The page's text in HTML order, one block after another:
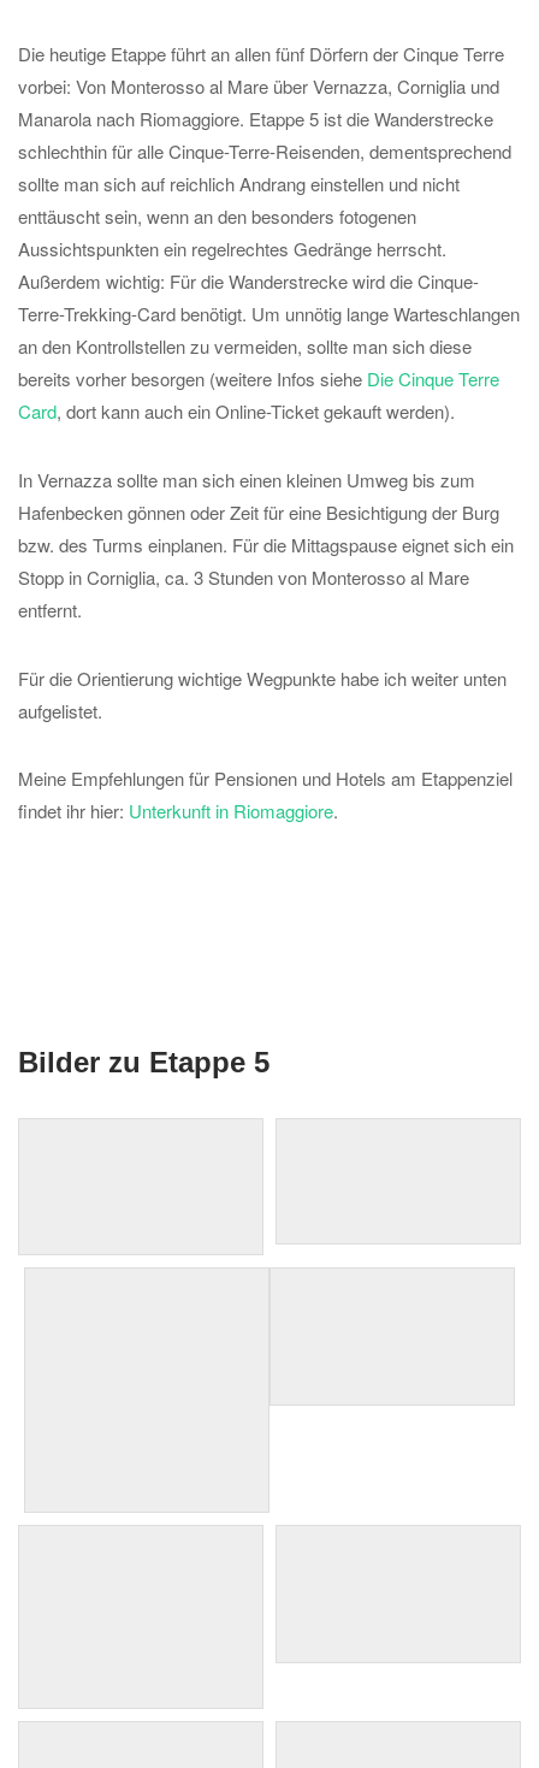
Die heutige Etappe führt an allen fünf Dörfern der Cinque Terre
vorbei: Von Monterosso al Mare über Vernazza, Corniglia und
Manarola nach Riomaggiore. Etappe 5 ist die Wanderstrecke
schlechthin für alle Cinque-Terre-Reisenden, dementsprechend
sollte man sich auf reichlich Andrang einstellen und nicht
enttäuscht sein, wenn an den besonders fotogenen
Aussichtspunkten ein regelrechtes Gedränge herrscht.
Außerdem wichtig: Für die Wanderstrecke wird die Cinque-
Terre-Trekking-Card benötigt. Um unnötig lange Warteschlangen
an den Kontrollstellen zu vermeiden, sollte man sich diese
bereits vorher besorgen (weitere Infos siehe Die Cinque Terre
Card, dort kann auch ein Online-Ticket gekauft werden).
In Vernazza sollte man sich einen kleinen Umweg bis zum
Hafenbecken gönnen oder Zeit für eine Besichtigung der Burg
bzw. des Turms einplanen. Für die Mittagspause eignet sich ein
Stopp in Corniglia, ca. 3 Stunden von Monterosso al Mare
entfernt.
Für die Orientierung wichtige Wegpunkte habe ich weiter unten
aufgelistet.
Meine Empfehlungen für Pensionen und Hotels am Etappenziel
findet ihr hier: Unterkunft in Riomaggiore.
Bilder zu Etappe 5